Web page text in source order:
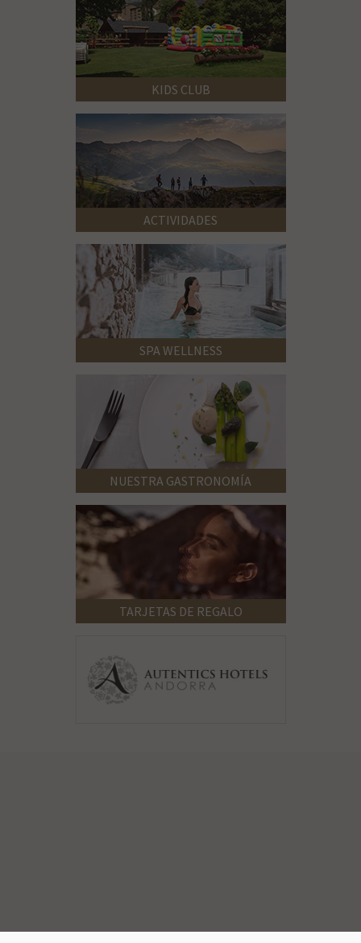
KIDS CLUB
ACTIVIDADES
SPA WELLNESS
NUESTRA GASTRONOMÍA
TARJETAS DE REGALO